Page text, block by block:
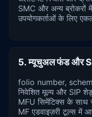
SMC और अन्य ब्रोकरों
उपयोगकर्ताओं के लिए
5. म्यूचुअल फंड और
folio number,
निवेशित मूल्य और SIP
MFU सिमेंटिक्स के साथ
MF एडवाइज़री टूल्स में